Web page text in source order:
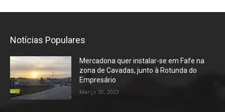
Notícias Populares
Mercadona quer instalar-se em Fafe na
zona de Cavadas, junto à Rotunda do
Empresário
Março 30, 2023